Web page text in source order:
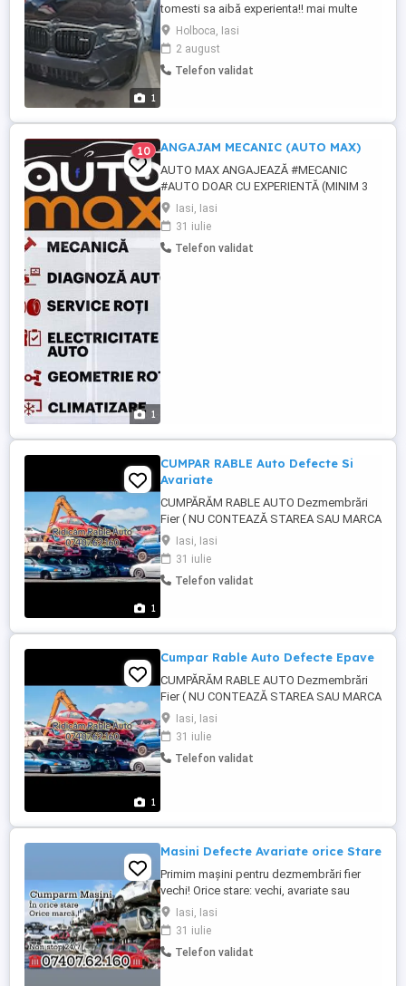
1
tomesti sa aibă experienta!! mai multe
detalii la tel!!
Holboca, Iasi
2 august
Telefon validat
1
10 ANGAJAM MECANIC (AUTO MAX)
AUTO MAX ANGAJEAZĂ #MECANIC
#AUTO DOAR CU EXPERIENTĂ (MINIM 3
ANI) SI POSESOR PERMIS CATEGORIA B.
EXPERIENTA PE REPARAȚII CUTII DE
VITEZE AUTOMATE CONSTITUE UN
AVANTAJ! CEREM SI OFERIM MAXIMĂ
Iasi, Iasi
31 iulie
Telefon validat
1
CUMPAR RABLE Auto Defecte Si
Avariate
CUMPĂRĂM RABLE AUTO Dezmembrări
Fier ( NU CONTEAZĂ STAREA SAU MARCA
) Lovite, avariate sau stricate Fără acte sau
radiate Abandonate sau incendiate
Transport GRATUIT + Acte De Radiere +
Plată pe loc! PROGRAM LUNI-DUMINICA
Iasi, Iasi
31 iulie
Telefon validat
1
Cumpar Rable Auto Defecte Epave
CUMPĂRĂM RABLE AUTO Dezmembrări
Fier ( NU CONTEAZĂ STAREA SAU MARCA
) Lovite, avariate sau stricate Nu contează
Starea Sau Tipul Fără acte sau radiate
Abandonate sau incendiate Transport
GRATUIT + Acte De Radiere + Plată pe loc!
Iasi, Iasi
31 iulie
Telefon validat
Masini Defecte Avariate orice Stare
Primim mașini pentru dezmembrări fier
vechi! Orice stare: vechi, avariate sau
incomplete indiferent de starea Mașini Noi
o luăm! Oferim preț corect și plata pe loc
Ridicare rapidă din locația ta Acte De
Radiere Transport gratuit! Sună acum
Iasi, Iasi
31 iulie
Telefon validat